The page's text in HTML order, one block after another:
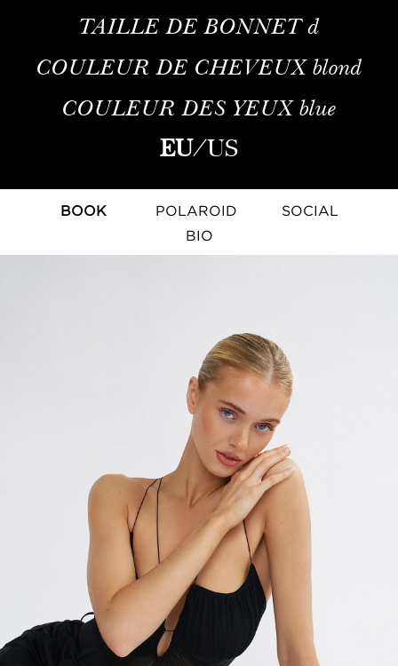
TAILLE DE BONNET d
COULEUR DE CHEVEUXblond
COULEUR DES YEUXblue
EU/US
BOOK POLAROID
SOCIAL
BIO